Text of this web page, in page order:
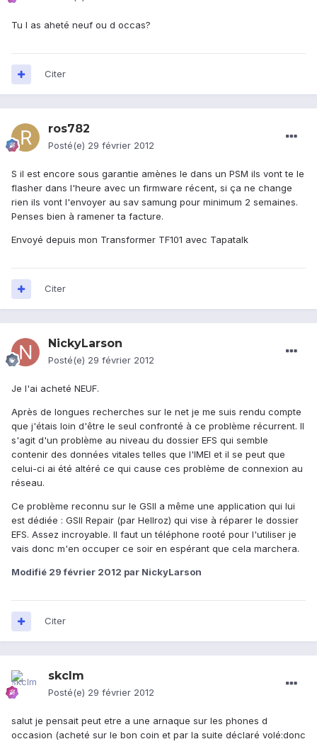
Tu l as aheté neuf ou d occas?
Citer
ros782
Posté(e) 29 février 2012
S il est encore sous garantie amènes le dans un PSM ils vont te le
flasher dans l'heure avec un firmware récent, si ça ne change
rien ils vont l'envoyer au sav samung pour minimum 2 semaines.
Penses bien à ramener ta facture.
Envoyé depuis mon Transformer TF101 avec Tapatalk
Citer
NickyLarson
Posté(e) 29 février 2012
Je l'ai acheté NEUF.
Après de longues recherches sur le net je me suis rendu compte
que j'étais loin d'être le seul confronté à ce problème récurrent. Il
s'agit d'un problème au niveau du dossier EFS qui semble
contenir des données vitales telles que l'IMEI et il se peut que
celui-ci ai été altéré ce qui cause ces problème de connexion au
réseau.
Ce problème reconnu sur le GSII a même une application qui lui
est dédiée : GSII Repair (par Hellroz) qui vise à réparer le dossier
EFS. Assez incroyable. Il faut un téléphone rooté pour l'utiliser je
vais donc m'en occuper ce soir en espérant que cela marchera.
Modifié 29 février 2012 par NickyLarson
Citer
skclm
Posté(e) 29 février 2012
salut je pensait peut etre a une arnaque sur les phones d
occasion (acheté sur le bon coin et par la suite déclaré volé:donc